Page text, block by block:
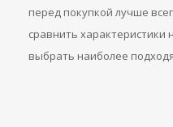
перед покупкой лучше
сравнить характеристики
выбрать наиболее